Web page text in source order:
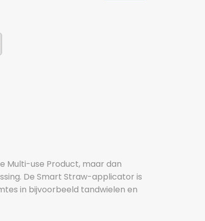
Multi-use Product, maar dan
De Smart Straw-applicator is
in bijvoorbeeld tandwielen en